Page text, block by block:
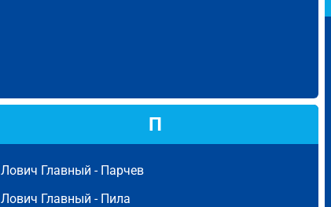
П
Лович Главный - Парчев
Лович Главный - Пила